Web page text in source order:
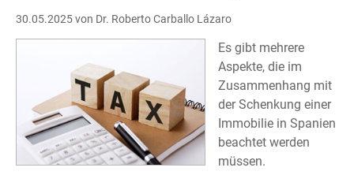
30.05.2025von Dr. Roberto Carballo Lázaro
Es gibt mehrere
Aspekte, die im
Zusammenhang mit
der Schenkung einer
Immobilie in Spanien
beachtet werden
müssen.